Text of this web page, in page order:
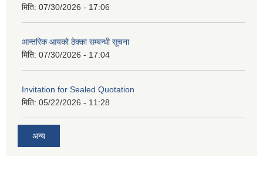
मिति: 07/30/2026 - 17:06
आन्तरिक आयको ठेक्का सम्बन्धी सूचना
मिति: 07/30/2026 - 17:04
Invitation for Sealed Quotation
मिति: 05/22/2026 - 11:28
अन्य